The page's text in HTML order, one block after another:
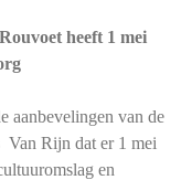
heeft 1 mei
aanbevelingen van de
Van Rijn dat er 1 mei
en